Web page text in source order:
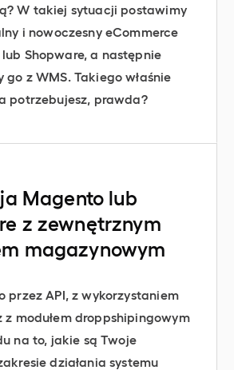
W takiej sytuacji postawimy
i nowoczesny eCommerce
Shopware, a następnie
z WMS. Takiego właśnie
potrzebujesz, prawda?
Magento lub
z zewnętrznym
magazynowym
przez API, z wykorzystaniem
z modułem droppshipingowym
na to, jakie są Twoje
działania systemu